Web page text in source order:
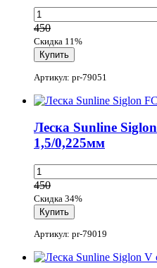
450
Скидка 11%
Артикул: pr-79051
Леска Sunline
1,5/0,225мм
450
Скидка 34%
Артикул: pr-79019